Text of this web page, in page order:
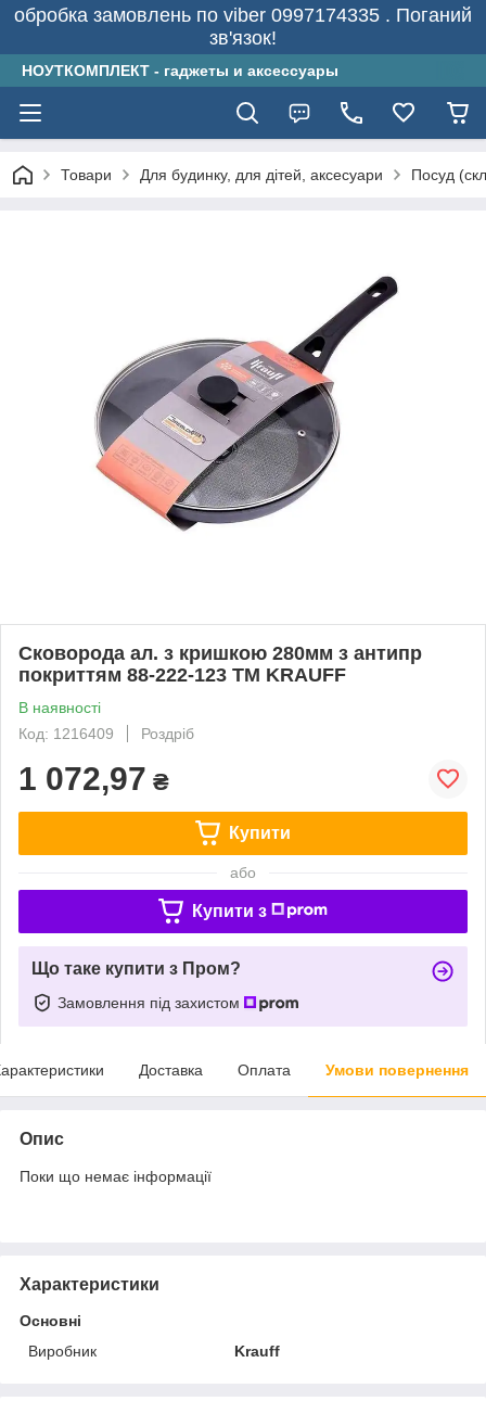
обробка замовлень по viber 0997174335 . Поганий
зв'язок!
НОУТКОМПЛЕКТ - гаджеты и аксессуары
Товари Для будинку, для дітей, аксесуари Посуд
Сковорода ал. з кришкою 280мм з антипр
покриттям 88-222-123 ТМ KRAUFF
В наявності
Код: 1216409
Роздріб
1 072,97 ₴
Купити
або
Купити з
Що таке купити з Пром?
Замовлення під захистом
Доставка Оплата Умови повернення
Опис
Поки що немає інформації
Характеристики
Основні
Виробник
Krauff